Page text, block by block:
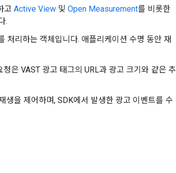
고 Active View 및 Open Measurement를 비롯한
.
처리하는 객체입니다. 애플리케이션 수명 동안 재
은 VAST 광고 태그의 URL과 광고 크기와 같은 추
생을 제어하며, SDK에서 발생한 광고 이벤트를 수